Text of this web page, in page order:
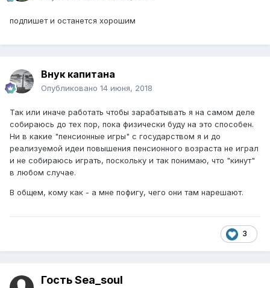
подпишет и останется хорошим
Внук капитана
Опубликовано 14 июня, 2018
Так или иначе работать чтобы зарабатывать я на самом деле
собираюсь до тех пор, пока физически буду на это способен.
Ни в какие "пенсионные игры" с государством я и до
реализуемой идеи повышения пенсионного возраста не играл
и не собираюсь играть, поскольку и так понимаю, что "кинут"
в любом случае.
В общем, кому как - а мне пофигу, чего они там нарешают.
3
Гость Sea_soul